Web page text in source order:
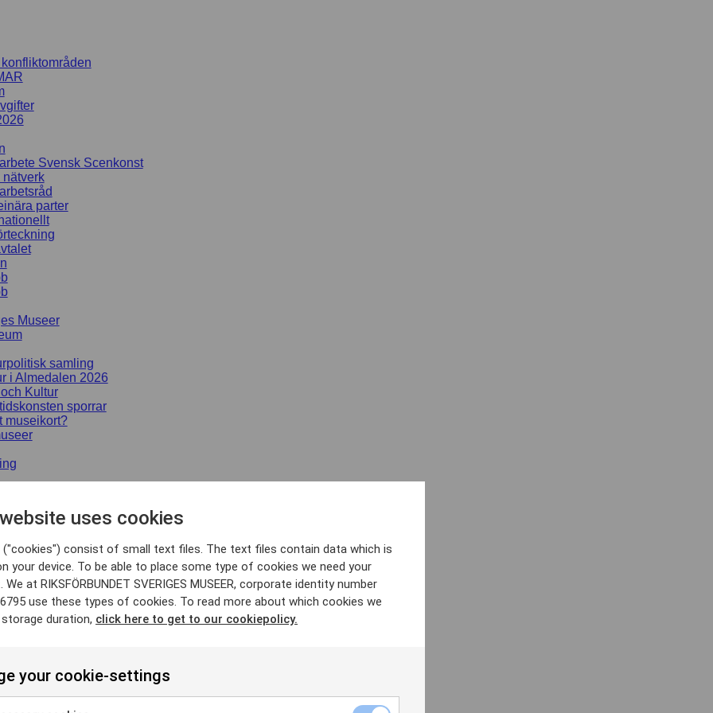
Svensk Scenkonst
nätverk
parter
Museer
samling
i Almedalen 2026
Kultur
sporrar
museikort?
Sök
uses cookies
("cookies") consist of small text files. The text files contain data which is
your device. To be able to place some type of cookies we need your
at RIKSFÖRBUNDET SVERIGES MUSEER, corporate identity number
use these types of cookies. To read more about which cookies we
duration, click here to get to our cookiepolicy.
your cookie-settings